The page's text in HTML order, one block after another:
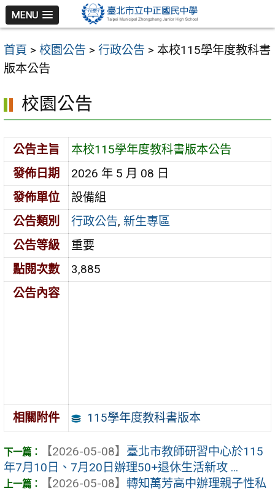
跳
至
主
要
容
區
MENU
首頁 > 校園公告 > 行政公告 > 本校115學年度教科書
版本公告
校園公告
公告主旨
本校115學年度教科書版本公告
發佈日期
2026 年 5 月 08 日
發佈單位
設備組
公告類別
行政公告,新生專區
公告等級
重要
點閱次數
3,885
公告內容
相關附件 115學年度教科書版本
【2026-05-08】 臺北市教師研習中心於115
年7月10日、7月20日辦理50+退休生活新攻 ...
【2026-05-08】 轉知萬芳高中辦理親子性私